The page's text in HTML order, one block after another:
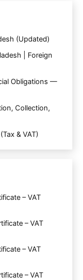
(Updated)
| Foreign
Obligations —
Collection,
& VAT)
– VAT
– VAT
– VAT
– VAT